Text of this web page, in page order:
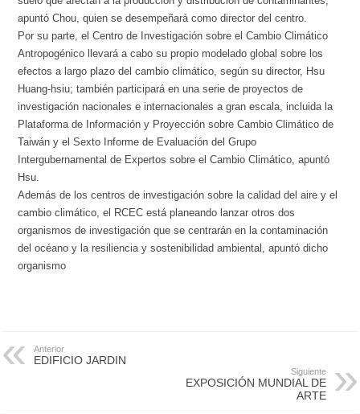
apuntó Chou, quien se desempeñará como director del centro.
Por su parte, el Centro de Investigación sobre el Cambio Climático
Antropogénico llevará a cabo su propio modelado global sobre los
efectos a largo plazo del cambio climático, según su director, Hsu
Huang-hsiu; también participará en una serie de proyectos de
investigación nacionales e internacionales a gran escala, incluida la
Plataforma de Información y Proyección sobre Cambio Climático de
Taiwán y el Sexto Informe de Evaluación del Grupo
Intergubernamental de Expertos sobre el Cambio Climático, apuntó
Hsu.
Además de los centros de investigación sobre la calidad del aire y el
cambio climático, el RCEC está planeando lanzar otros dos
organismos de investigación que se centrarán en la contaminación
del océano y la resiliencia y sostenibilidad ambiental, apuntó dicho
organismo
Anterior
EDIFICIO JARDIN
Siguiente
EXPOSICIÓN MUNDIAL DE
ARTE